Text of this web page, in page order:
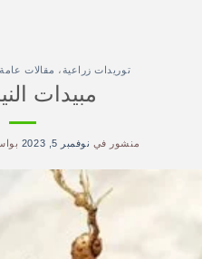
توريدات زراعية، مقالات عامة
مبيدات
منشور في نوفمبر 5, 2023